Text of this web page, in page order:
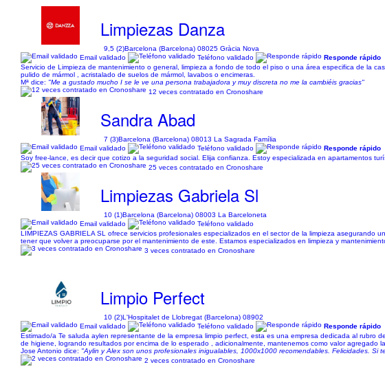
Limpiezas Danza
9,5 (2)Barcelona (Barcelona) 08025 Gràcia Nova
Email validado
Teléfono validado
Responde rápido
Servicio de Limpieza de mantenimiento o general, limpieza a fondo de todo el piso o una área especifica de la
pulido de mármol , acristalado de suelos de mármol, lavabos o encimeras.
Mª dice: "Me a gustado mucho I se le ve una persona trabajadora y muy discreta no me la cambiéis gracias"
12 veces contratado en Cronoshare
Sandra Abad
7 (3)Barcelona (Barcelona) 08013 La Sagrada Família
Email validado
Teléfono validado
Responde rápido
Soy free-lance, es decir que cotizo a la seguridad social. Elija confianza. Estoy especializada en apartamentos
25 veces contratado en Cronoshare
Limpiezas Gabriela Sl
10 (1)Barcelona (Barcelona) 08003 La Barceloneta
Email validado
Teléfono validado
LIMPIEZAS GABRIELA SL ofrece servicios profesionales especializados en el sector de la limpieza
tener que volver a preocuparse por el mantenimiento de este. Estamos especializados en limpieza y
3 veces contratado en Cronoshare
Limpio Perfect
10 (2)L'Hospitalet de Llobregat (Barcelona) 08902
Email validado
Teléfono validado
Responde rápido
Estimado/a Te saluda aylen representante de la empresa limpio perfect, esta es una empresa dedicada al
de higiene, logrando resultados por encima de lo esperado , adicionalmente, mantenemos como valor agregado
Jose Antonio dice: "Aylin y Alex son unos profesionales inigualables, 1000x1000 recomendables. Felicidades. Si
2 veces contratado en Cronoshare